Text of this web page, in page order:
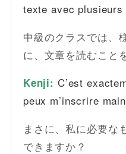
texte avec
中級のクラスでは、
に、文章を読むこと
Kenji: C’est
peux m’inscrire
まさに、私に必要な
できますか？